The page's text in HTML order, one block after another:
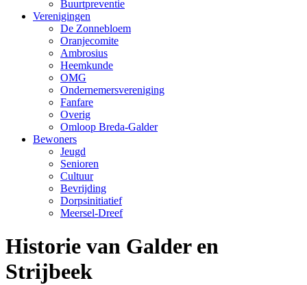
Buurtpreventie
Verenigingen
De Zonnebloem
Oranjecomite
Ambrosius
Heemkunde
OMG
Ondernemersvereniging
Fanfare
Overig
Omloop Breda-Galder
Bewoners
Jeugd
Senioren
Cultuur
Bevrijding
Dorpsinitiatief
Meersel-Dreef
Historie van Galder en
Strijbeek